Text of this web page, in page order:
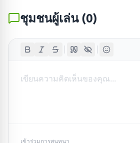
ชุมชนผู้เล่น(0)
เข้าร่วมการสนทนา...